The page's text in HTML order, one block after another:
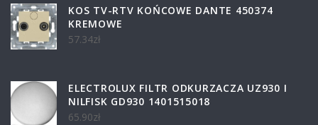
KOS TV-RTV KOŃCOWE DANTE 450374
KREMOWE
57.34zł
ELECTROLUX FILTR ODKURZACZA UZ930 I
NILFISK GD930 1401515018
65.90zł